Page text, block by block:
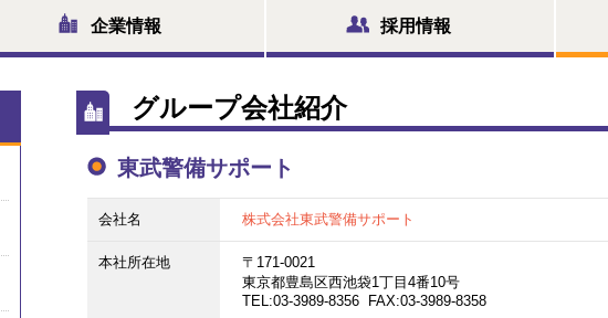
企業情報 採用情報
グループ会社紹介
東武警備サポート
会社名 株式会社東武警備サポート
本社所在地
〒171-0021
東京都豊島区西池袋1丁目4番10号
TEL:03-3989-8356 FAX:03-3989-8358